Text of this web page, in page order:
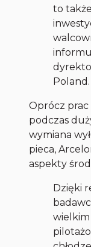
to
Poland.
Oprócz
podczas
wymiana
pieca,
aspekty
Dzięki